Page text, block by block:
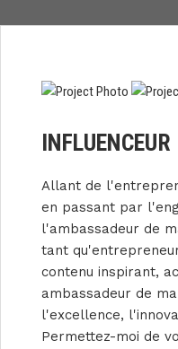
INFLUENCEUR
Allant de
en passant par
l'ambassadeur de
tant
contenu inspirant,
ambassadeur de
l'excellence,
Permettez-moi de